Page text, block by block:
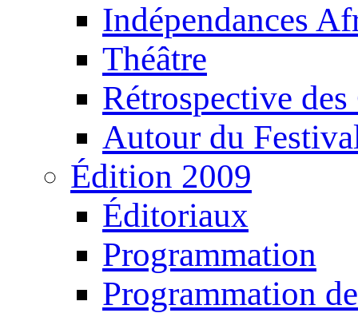
Indépendances
Théâtre
Rétrospective
Autour du
Édition 2009
Éditoriaux
Programmation
Programmation